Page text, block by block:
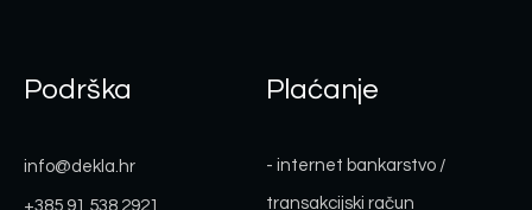
Podrška
info@dekla.hr
+385 91 538 2921
Plaćanje
- internet bankarstvo /
transakcijski račun